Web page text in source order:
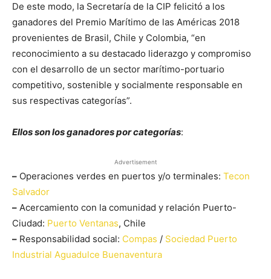
De este modo, la Secretaría de la CIP felicitó a los
ganadores del Premio Marítimo de las Américas 2018
provenientes de Brasil, Chile y Colombia, “en
reconocimiento a su destacado liderazgo y compromiso
con el desarrollo de un sector marítimo-portuario
competitivo, sostenible y socialmente responsable en
sus respectivas categorías”.
Ellos son los ganadores por categorías:
Advertisement
– Operaciones verdes en puertos y/o terminales: Tecon
Salvador
– Acercamiento con la comunidad y relación Puerto-
Ciudad: Puerto Ventanas, Chile
– Responsabilidad social: Compas / Sociedad Puerto
Industrial Aguadulce Buenaventura